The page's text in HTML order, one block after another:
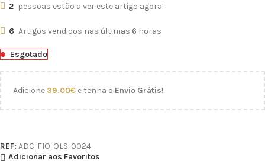
2 pessoas estão a ver este artigo agora!
6 Artigos vendidos nas últimas 6 horas
Esgotado
Adicione 39.00€ e tenha o Envio Grátis!
REF: ADC-FIO-OLS-0024
Adicionar aos Favoritos